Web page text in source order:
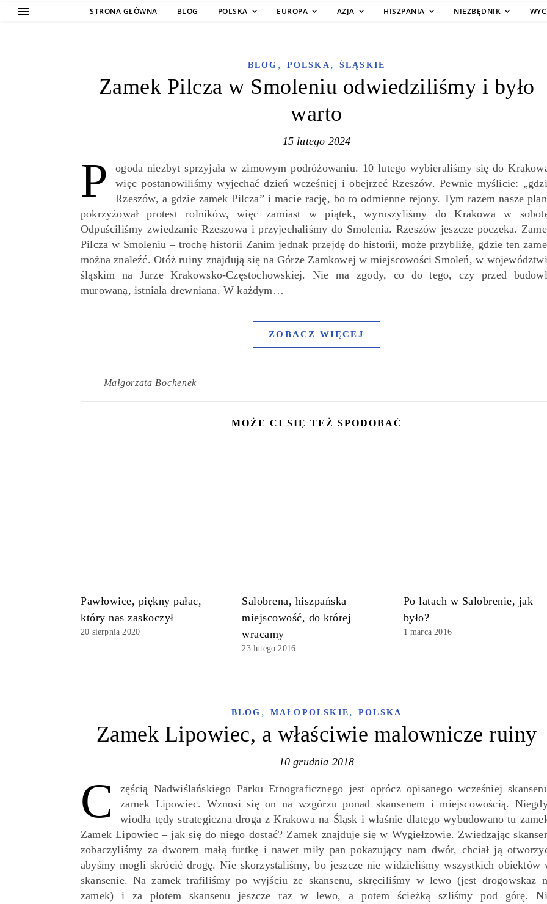
STRONA GŁÓWNA BLOG POLSKA EUROPA AZJA HISZPANIA NIEZBĘDNIK
BLOG , POLSKA , ŚLĄSKIE
Zamek Pilcza w Smoleniu odwiedziliśmy i było
warto
15 lutego 2024
P
ogoda niezbyt sprzyjała w zimowym podróżowaniu. 10 lutego wybieraliśmy się do
więc postanowiliśmy wyjechać dzień wcześniej i obejrzeć Rzeszów. Pewnie myślicie:
Rzeszów, a gdzie zamek Pilcza” i macie rację, bo to odmienne rejony. Tym razem nasze
pokrzyżował protest rolników, więc zamiast w piątek, wyruszyliśmy do Krakowa w
Odpuściliśmy zwiedzanie Rzeszowa i przyjechaliśmy do Smolenia. Rzeszów jeszcze poczeka.
Pilcza w Smoleniu – trochę historii Zanim jednak przejdę do historii, może przybliżę, gdzie ten
można znaleźć. Otóż ruiny znajdują się na Górze Zamkowej w miejscowości Smoleń, w
śląskim na Jurze Krakowsko-Częstochowskiej. Nie ma zgody, co do tego, czy przed
murowaną, istniała drewniana. W każdym…
ZOBACZ WIĘCEJ
Małgorzata Bochenek
MOŻE CI SIĘ TEŻ SPODOBAĆ
Pawłowice, piękny pałac,
który nas zaskoczył
20 sierpnia 2020
Salobrena, hiszpańska
miejscowość, do której
wracamy
23 lutego 2016
Po latach w Salobrenie, jak
było?
1 marca 2016
BLOG , MAŁOPOLSKIE , POLSKA
Zamek Lipowiec, a właściwie malownicze ruiny
10 grudnia 2018
C
zęścią Nadwiślańskiego Parku Etnograficznego jest oprócz opisanego wcześniej
zamek Lipowiec. Wznosi się on na wzgórzu ponad skansenem i miejscowością.
wiodła tędy strategiczna droga z Krakowa na Śląsk i właśnie dlatego wybudowano tu
Zamek Lipowiec – jak się do niego dostać? Zamek znajduje się w Wygiełzowie. Zwiedzając
zobaczyliśmy za dworem małą furtkę i nawet miły pan pokazujący nam dwór, chciał ją
abyśmy mogli skrócić drogę. Nie skorzystaliśmy, bo jeszcze nie widzieliśmy wszystkich obiektów
skansenie. Na zamek trafiliśmy po wyjściu ze skansenu, skręciliśmy w lewo (jest drogowskaz
zamek) i za płotem skansenu jeszcze raz w lewo, a potem ścieżką szliśmy pod górę.